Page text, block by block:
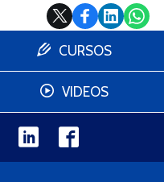
CURSOS
VIDEOS